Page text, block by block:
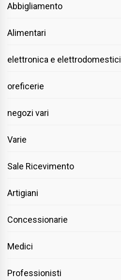
Abbigliamento
Alimentari
elettronica e elettrodomestici
oreficerie
negozi vari
Varie
Sale Ricevimento
Artigiani
Concessionarie
Medici
Professionisti